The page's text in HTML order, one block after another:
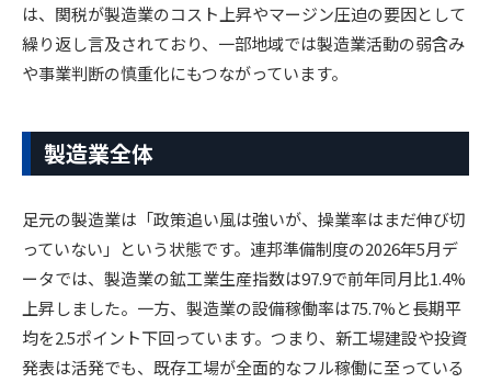
は、関税が製造業のコスト上昇やマージン圧迫の要因として
繰り返し言及されており、一部地域では製造業活動の弱含み
や事業判断の慎重化にもつながっています。
製造業全体
足元の製造業は「政策追い風は強いが、操業率はまだ伸び切
っていない」という状態です。連邦準備制度の2026年5月デ
ータでは、製造業の鉱工業生産指数は97.9で前年同月比1.4%
上昇しました。一方、製造業の設備稼働率は75.7%と長期平
均を2.5ポイント下回っています。つまり、新工場建設や投資
発表は活発でも、既存工場が全面的なフル稼働に至っている